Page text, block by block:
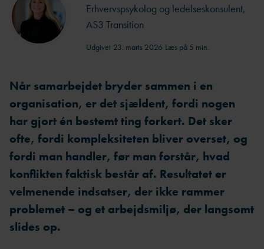
Erhvervspsykolog og ledelseskonsulent,
AS3 Transition
Udgivet 23. marts 2026 Læs på 5 min.
Når samarbejdet bryder sammen i en
organisation, er det sjældent, fordi nogen
har gjort én bestemt ting forkert. Det sker
ofte, fordi kompleksiteten bliver overset, og
fordi man handler, før man forstår, hvad
konflikten faktisk består af. Resultatet er
velmenende indsatser, der ikke rammer
problemet – og et arbejdsmiljø, der langsomt
slides op.